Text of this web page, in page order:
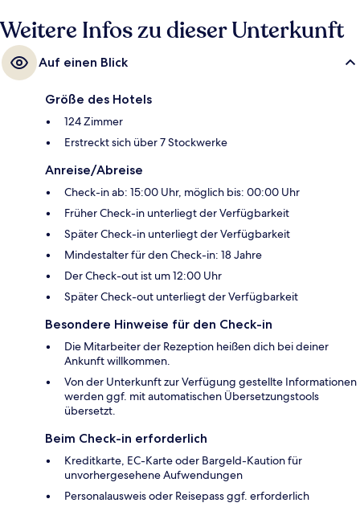
Weitere Infos zu dieser Unterkunft
Auf einen Blick
Größe des Hotels
124 Zimmer
Erstreckt sich über 7 Stockwerke
Anreise/Abreise
Check-in ab: 15:00 Uhr, möglich bis: 00:00 Uhr
Früher Check-in unterliegt der Verfügbarkeit
Später Check-in unterliegt der Verfügbarkeit
Mindestalter für den Check-in: 18 Jahre
Der Check-out ist um 12:00 Uhr
Später Check-out unterliegt der Verfügbarkeit
Besondere Hinweise für den Check-in
Die Mitarbeiter der Rezeption heißen dich bei deiner
Ankunft willkommen.
Von der Unterkunft zur Verfügung gestellte Informationen
werden ggf. mit automatischen Übersetzungstools
übersetzt.
Beim Check-in erforderlich
Kreditkarte, EC-Karte oder Bargeld-Kaution für
unvorhergesehene Aufwendungen
Personalausweis oder Reisepass ggf. erforderlich